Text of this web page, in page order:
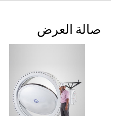
صالة العرض